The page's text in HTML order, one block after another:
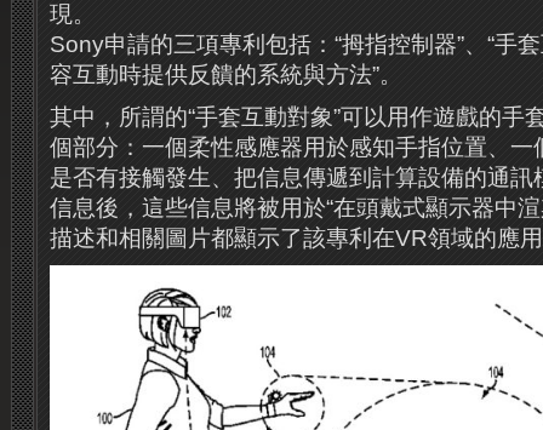
現。
Sony申請的三項專利包括：“拇指控制器”、“手
容互動時提供反饋的系統與方法”。
其中，所謂的“手套互動對象”可以用作遊戲的手
個部分：一個柔性感應器用於感知手指位置、一
是否有接觸發生、把信息傳遞到計算設備的通
信息後，這些信息將被用於“在頭戴式顯示器中
描述和相關圖片都顯示了該專利在VR領域的應